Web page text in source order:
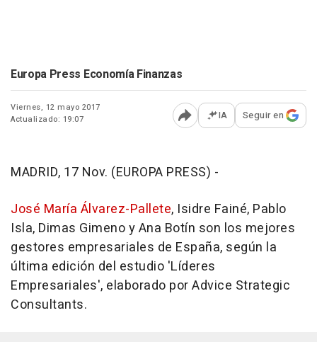
Europa Press Economía Finanzas
Viernes, 12 mayo 2017
Actualizado: 19:07
Abrir opciones para
IA Seguir en
MADRID, 17 Nov. (EUROPA PRESS) -
José María Álvarez-Pallete, Isidre Fainé, Pablo
Isla, Dimas Gimeno y Ana Botín son los mejores
gestores empresariales de España, según la
última edición del estudio 'Líderes
Empresariales', elaborado por Advice Strategic
Consultants.